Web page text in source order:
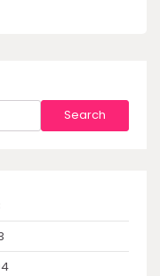
Search